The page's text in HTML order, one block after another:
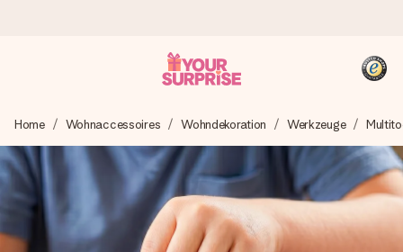
Wir bereiten dein Geschenk sorgfältig vor und schicken es
blitzschnell – damit du es genau zum richtigen Zeitpunkt
überreichen kannst, wenn es am meisten zählt.
4,8 (basierend auf +15.000 Bewertungen)
Home Wohnaccessoires Wohndekoration Werkzeuge